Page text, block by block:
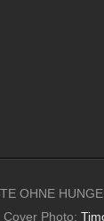
OHNE
Cover Photo: